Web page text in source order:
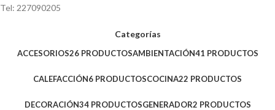
Tel: 227090205
Categorías
ACCESORIOS26 PRODUCTOSAMBIENTACIÓN41 PRODUCTOS
CALEFACCIÓN6 PRODUCTOSCOCINA22 PRODUCTOS
DECORACIÓN34 PRODUCTOSGENERADOR2 PRODUCTOS